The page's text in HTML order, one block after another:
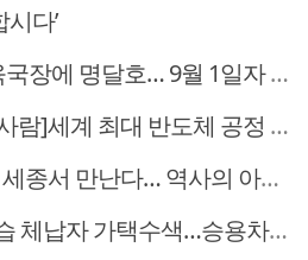
다’
명달호… 9월 1일자 181명 인사
도체 공정 장비 제조 기업 ASML 한종호 매니저
난다… 역사의 아픔 치유, '평화의 장'
자 가택수색…승용차 압류·공매 착수